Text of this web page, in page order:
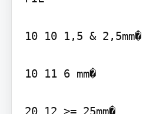
10 10 1,5 & 2,5mm�
10 11 6 mm�
20 12 >= 25mm�